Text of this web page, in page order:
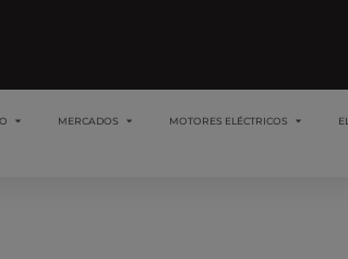
MERCADOS MOTORES ELÉCTRICOS